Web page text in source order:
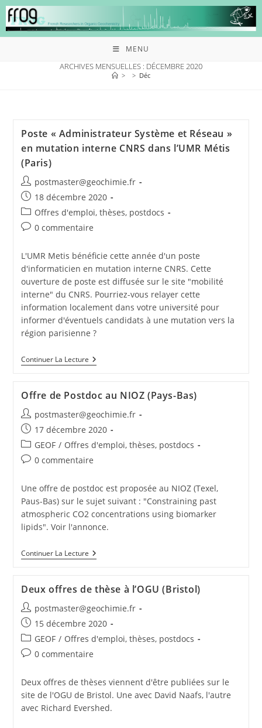
MENU
ARCHIVES MENSUELLES : DÉCEMBRE 2020
> > Déc
Poste « Administrateur Système et Réseau »
en mutation interne CNRS dans l’UMR Métis
(Paris)
postmaster@geochimie.fr
18 décembre 2020
Offres d'emploi, thèses, postdocs
0 commentaire
L'UMR Metis bénéficie cette année d'un poste
d'informaticien en mutation interne CNRS. Cette
ouverture de poste est diffusée sur le site "mobilité
interne" du CNRS. Pourriez-vous relayer cette
information localement dans votre université pour
informer d'éventuels candidats à une mutation vers la
région parisienne ?
Continuer La Lecture
Offre de Postdoc au NIOZ (Pays-Bas)
postmaster@geochimie.fr
17 décembre 2020
GEOF / Offres d'emploi, thèses, postdocs
0 commentaire
Une offre de postdoc est proposée au NIOZ (Texel,
Paus-Bas) sur le sujet suivant : "Constraining past
atmospheric CO2 concentrations using biomarker
lipids". Voir l'annonce.
Continuer La Lecture
Deux offres de thèse à l’OGU (Bristol)
postmaster@geochimie.fr
15 décembre 2020
GEOF / Offres d'emploi, thèses, postdocs
0 commentaire
Deux offres de thèses viennent d'être publiées sur le
site de l'OGU de Bristol. Une avec David Naafs, l'autre
avec Richard Evershed.